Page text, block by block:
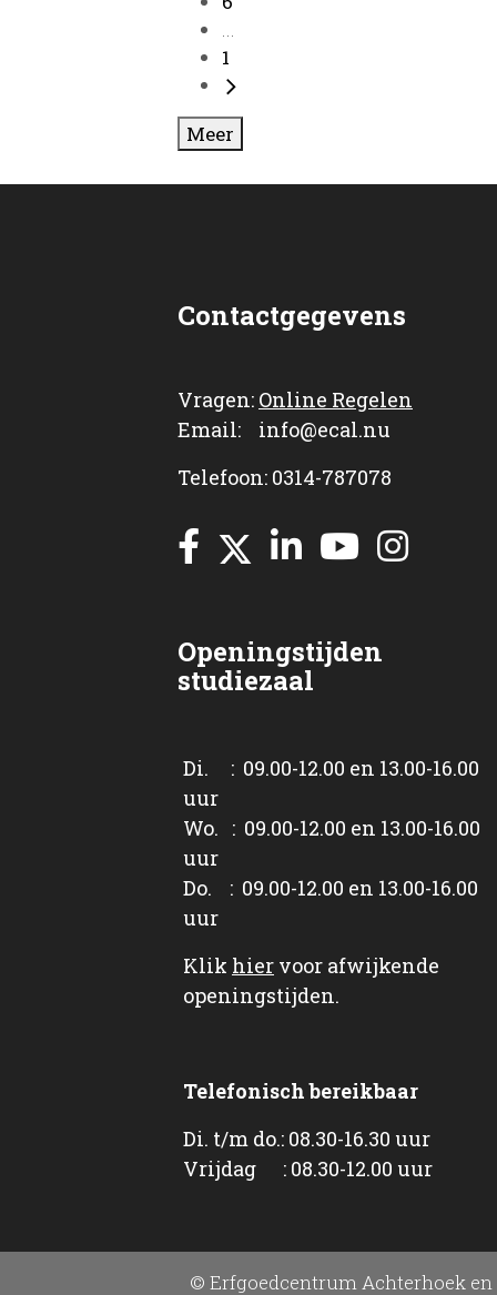
...
1
Meer
Contactgegevens
Vragen: Online Regelen
Email: info@ecal.nu
Telefoon: 0314-787078
Openingstijden
studiezaal
Di. : 09.00-12.00 en 13.00-16.00
uur
Wo. : 09.00-12.00 en 13.00-16.00
uur
Do. : 09.00-12.00 en 13.00-16.00
uur
Klik hier voor afwijkende
openingstijden.
Telefonisch bereikbaar
Di. t/m do.: 08.30-16.30 uur
Vrijdag : 08.30-12.00 uur
© Erfgoedcentrum Achterhoek en